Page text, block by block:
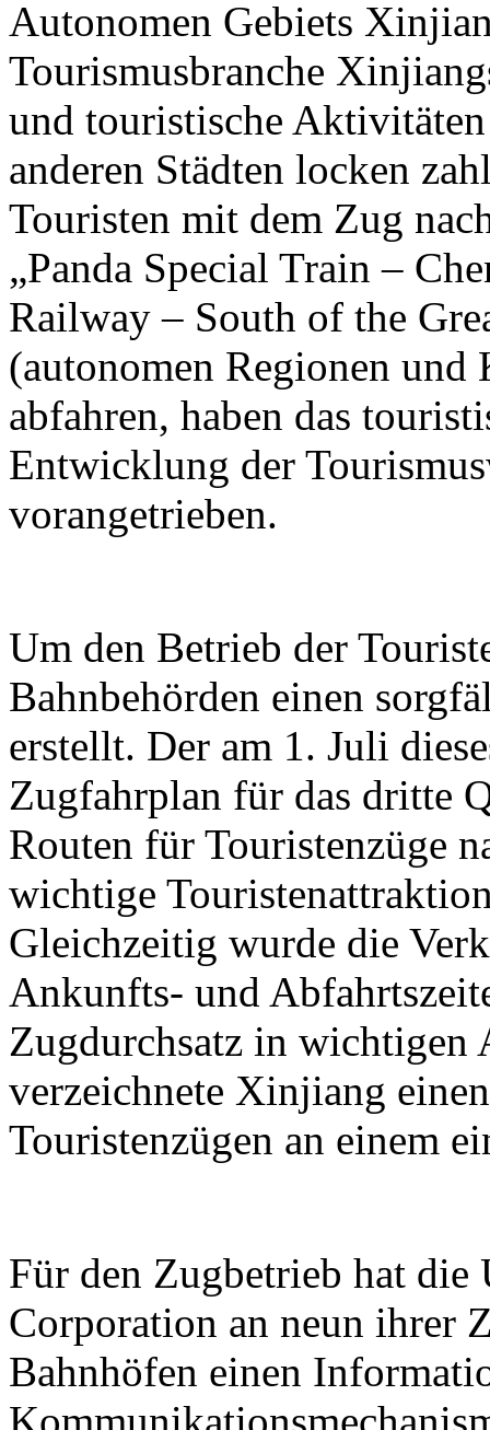
Autonomen Gebiets
Tourismusbranche
und touristische
anderen Städten locken
Touristen mit dem Zug
„Panda Special Train –
Railway – South of the
(autonomen Regionen
abfahren, haben das
Entwicklung der
vorangetrieben.
Um den Betrieb der
Bahnbehörden einen
erstellt. Der am 1. Juli
Zugfahrplan für das dritte
Routen für Touristenzüge
wichtige
Gleichzeitig wurde die
Ankunfts- und
Zugdurchsatz in wichtigen
verzeichnete Xinjiang
Touristenzügen an einem
Für den Zugbetrieb hat
Corporation an neun ihrer
Bahnhöfen einen